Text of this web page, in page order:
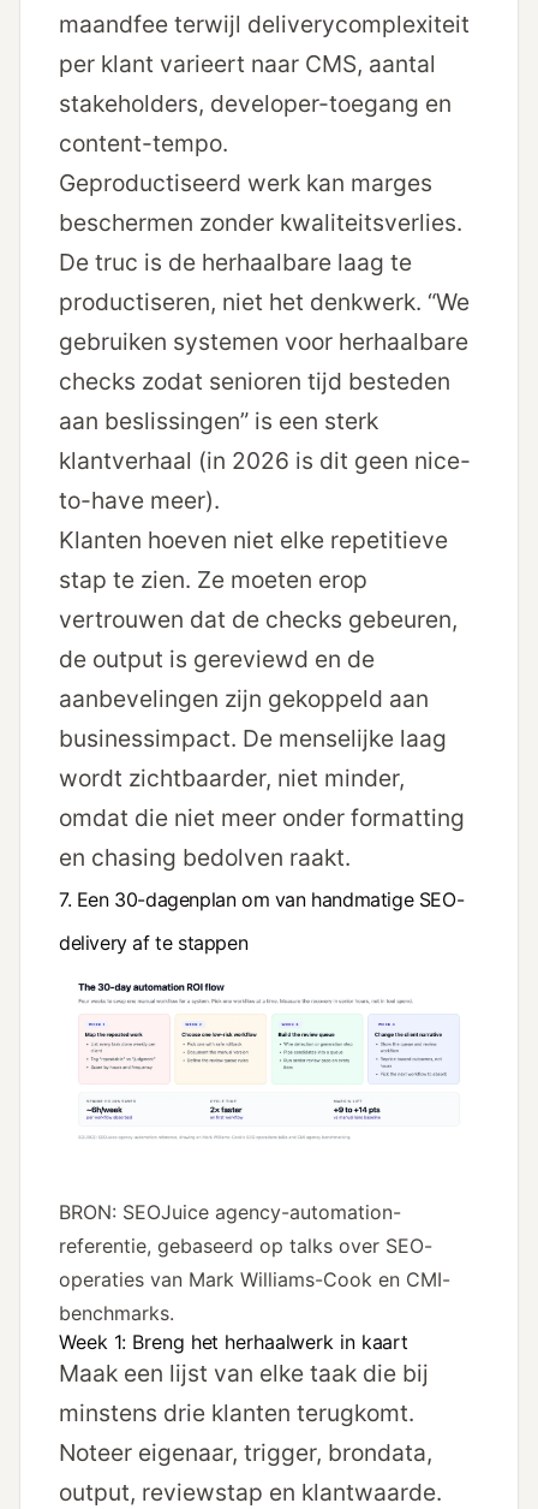
maandfee terwijl deliverycomplexiteit
per klant varieert naar CMS, aantal
stakeholders, developer-toegang en
content-tempo.
Geproductiseerd werk kan marges
beschermen zonder kwaliteitsverlies.
De truc is de herhaalbare laag te
productiseren, niet het denkwerk. “We
gebruiken systemen voor herhaalbare
checks zodat senioren tijd besteden
aan beslissingen” is een sterk
klantverhaal (in 2026 is dit geen nice-
to-have meer).
Klanten hoeven niet elke repetitieve
stap te zien. Ze moeten erop
vertrouwen dat de checks gebeuren,
de output is gereviewd en de
aanbevelingen zijn gekoppeld aan
businessimpact. De menselijke laag
wordt zichtbaarder, niet minder,
omdat die niet meer onder formatting
en chasing bedolven raakt.
7. Een 30-dagenplan om van handmatige SEO-
delivery af te stappen
BRON: SEOJuice agency-automation-
referentie, gebaseerd op talks over SEO-
operaties van Mark Williams-Cook en CMI-
benchmarks.
Week 1: Breng het herhaalwerk in kaart
Maak een lijst van elke taak die bij
minstens drie klanten terugkomt.
Noteer eigenaar, trigger, brondata,
output, reviewstap en klantwaarde.